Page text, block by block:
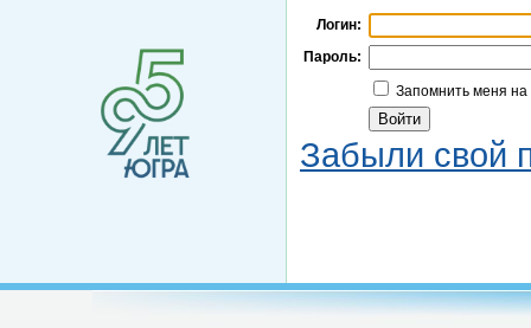
Логин:
Пароль:
Запомнить меня
Забыли свой